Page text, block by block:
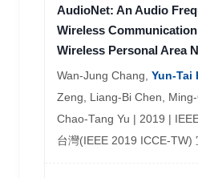
AudioNet: An Audio
Wireless
Wireless Personal Area
Wan-Jung Chang, Yun-Tai
Zeng, Liang-Bi Chen,
Chao-Tang Yu | 2019 |
台灣(IEEE 2019 ICCE-TW)